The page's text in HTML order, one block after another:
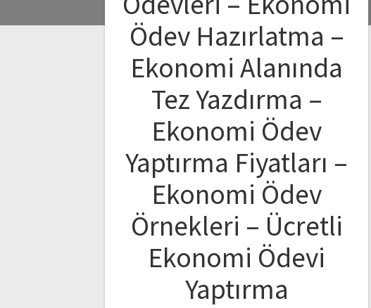
Ödev Hazırlatma –
Ekonomi Alanında
Tez Yazdırma –
Ekonomi Ödev
Yaptırma Fiyatları –
Ekonomi Ödev
Örnekleri – Ücretli
Ekonomi Ödevi
Yaptırma